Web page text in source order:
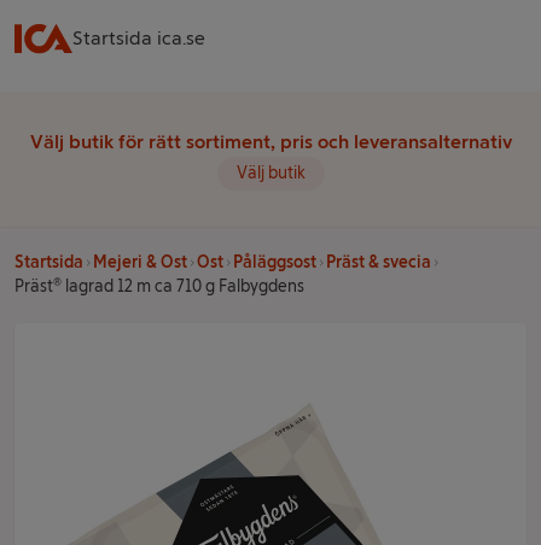
Startsida ica.se
Välj butik för rätt sortiment, pris och leveransalternativ
Välj butik
Startsida Mejeri & Ost Ost Påläggsost
Präst & svecia
Präst® lagrad 12 m ca 710 g Falbygdens